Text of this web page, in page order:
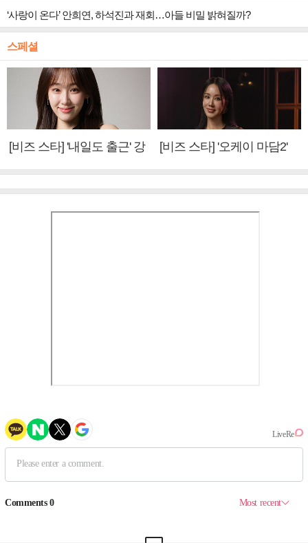
‘사랑이 온다’ 안희연, 하석진과 재회…아들 비밀 밝혀질까?
스페셜
[비즈 스타] '내일도 출근' 강
[비즈 스타] '오케이 마담2'